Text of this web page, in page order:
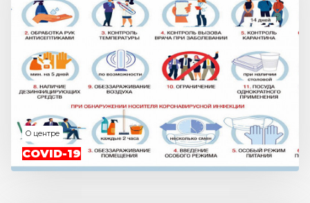
О центре
COVID-19